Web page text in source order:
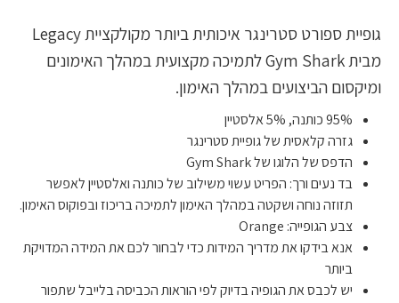
גופיית ספורט סטרינגר איכותית ביותר מקולקציית Legacy
מבית Gym Shark לתמיכה מקצועית במהלך האימונים
ומיקסום הביצועים במהלך האימון.
95% כותנה, 5% אלסטיין
גזרה קלאסית של גופיית סטרינגר
הדפס של הלוגו של Gym Shark
בד נעים ורך: הפריט עשוי משילוב של כותנה ואלסטיין לאפשר
תזוזה נוחה ושקטה במהלך האימון לתמיכה בריכוז ובפוקוס האימון.
צבע הגופייה: Orange
אנא בידקו את מדריך המידות כדי לבחור לכם את המידה המדויקת
ביותר
יש לכבס את הגופיה בדיוק לפי הוראות הכביסה בלייבל שתפור